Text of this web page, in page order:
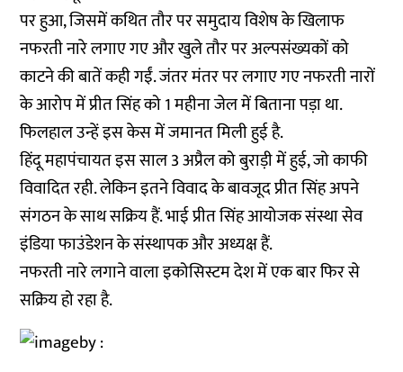
पर हुआ, जिसमें कथित तौर पर समुदाय विशेष के खिलाफ
नफरती नारे लगाए गए और खुले तौर पर अल्पसंख्यकों को
काटने की बातें कही गईं. जंतर मंतर पर लगाए गए नफरती नारों
के आरोप में प्रीत सिंह को 1 महीना जेल में बिताना पड़ा था.
फिलहाल उन्हें इस केस में जमानत मिली हुई है.
हिंदू महापंचायत इस साल 3 अप्रैल को बुराड़ी में हुई, जो काफी
विवादित रही. लेकिन इतने विवाद के बावजूद प्रीत सिंह अपने
संगठन के साथ सक्रिय हैं. भाई प्रीत सिंह आयोजक संस्था सेव
इंडिया फाउंडेशन के संस्थापक और अध्यक्ष हैं.
नफरती नारे लगाने वाला इकोसिस्टम देश में एक बार फिर से
सक्रिय हो रहा है.